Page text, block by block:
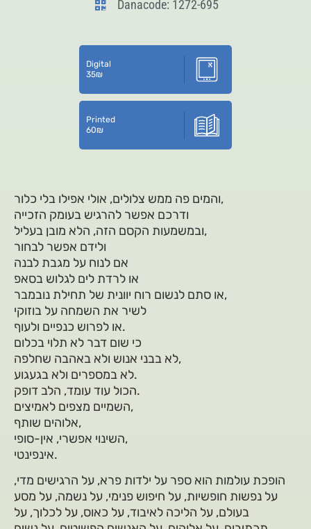
Danacode: 1272-695
Digital
35₪
Printed
60₪
והמים פה ממש צלולים, אולי אפילו בלי כלור,
ודרכם אפשר להרגיש בעומק הזכייה
ובמשמעות הקסם הזה, הלא מובן בעליל,
ולידם אפשר לבחור
אם לנוח על מגבת לבנה
או לרדת לים לגלוש בסאפ
או סתם לנשום רוח יוונית של תחילת נובמבר,
לשיר את השמחה על בוזוקי
או לפרוש כנפיים ולעוף.
כי שום דבר לא תלוי בכלום
לא בבני אנוש ולא באהבה שחלפה,
לא במספרים ולא בגעגוע.
הכול עוד עומד, הלב דופק.
השמיים מצפים לאמיצים,
אלוהים שותף,
השינוי אפשרי, אין-סופי,
אינפינטי.
הופכת עולמות הוא ספר על ילדות פרא, על הרגישים מדי,
על נפשות חופשיות, על חיפוש פנימי, על נשמה, על מסע
בעולם, על הליכה לאיבוד, על כאוס, על לכלוך, על